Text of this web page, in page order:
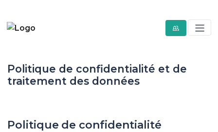
Politique de confidentialité et de
traitement des données
Politique de confidentialité